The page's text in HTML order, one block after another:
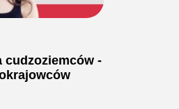
cudzoziemców -